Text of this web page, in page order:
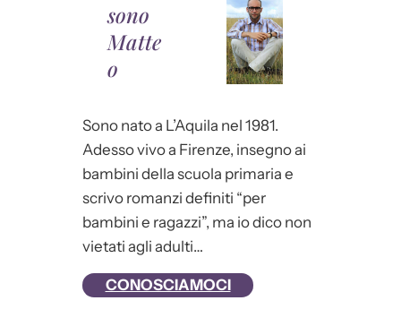
sono
Matte
o
Sono nato a L’Aquila nel 1981.
Adesso vivo a Firenze, insegno ai
bambini della scuola primaria e
scrivo romanzi definiti “per
bambini e ragazzi”, ma io dico non
vietati agli adulti…
CONOSCIAMOCI